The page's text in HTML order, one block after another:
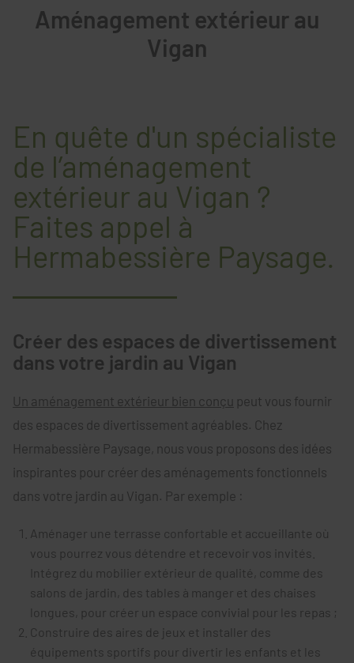
Aménagement extérieur au
Vigan
En quête d'un spécialiste
de l’aménagement
extérieur au Vigan ?
Faites appel à
Hermabessière Paysage.
Créer des espaces de divertissement
dans votre jardin au Vigan
Un aménagement extérieur bien conçu peut vous fournir
des espaces de divertissement agréables. Chez
Hermabessière Paysage, nous vous proposons des idées
inspirantes pour créer des aménagements fonctionnels
dans votre jardin au Vigan. Par exemple :
Aménager une terrasse confortable et accueillante où
vous pourrez vous détendre et recevoir vos invités.
Intégrez du mobilier extérieur de qualité, comme des
salons de jardin, des tables à manger et des chaises
longues, pour créer un espace convivial pour les repas ;
Construire des aires de jeux et installer des
équipements sportifs pour divertir les enfants et les